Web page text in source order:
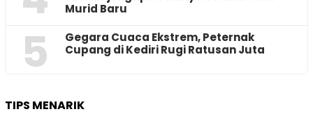
Murid Baru
5
‎Gegara Cuaca Ekstrem, Peternak
Cupang di Kediri Rugi Ratusan Juta
TIPS MENARIK